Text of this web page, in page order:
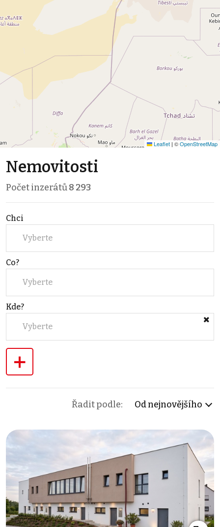
Leaflet | ©OpenStreetMap
Nemovitosti
Počet inzerátů8 293
Chci
Vyberte
Co?
Vyberte
Kde?
Vyberte
+
Řadit podle: Od nejnovějšího